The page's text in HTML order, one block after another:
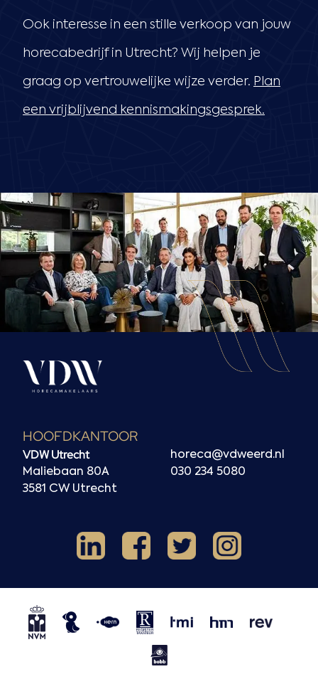
Ook interesse in een stille verkoop van jouw
horecabedrijf in Utrecht? Wij helpen je
graag op vertrouwelijke wijze verder. Plan
een vrijblijvend kennismakingsgesprek.
HOOFDKANTOOR
VDW Utrecht
Maliebaan 80A
3581 CW Utrecht
horeca@vdweerd.nl
030 234 5080
LinkedInFacebook
X Instagram
NVM
Horecaspot
Kern
NRVT
TMI HMN REV
BOBB